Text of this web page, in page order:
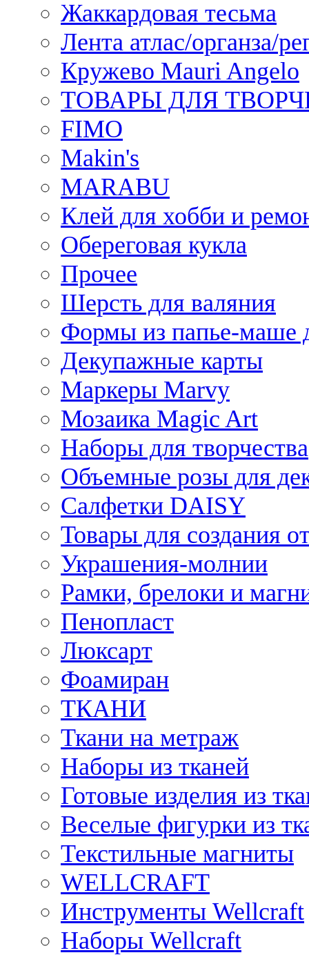
Жаккардовая тесьма
Лента атлас/органза/
Кружево Mauri Angelo
ТОВАРЫ ДЛЯ
FIMO
Makin's
MARABU
Клей для хобби и
Обереговая кукла
Прочее
Шерсть для валяния
Формы из папье-маше
Декупажные карты
Маркеры Marvy
Мозаика Magic Art
Наборы для творчества
Объемные розы для
Салфетки DAISY
Товары для создания
Украшения-молнии
Рамки, брелоки и
Пенопласт
Люксарт
Фоамиран
ТКАНИ
Ткани на метраж
Наборы из тканей
Готовые изделия из
Веселые фигурки из
Текстильные магниты
WELLCRAFT
Инструменты Wellcraft
Наборы Wellcraft